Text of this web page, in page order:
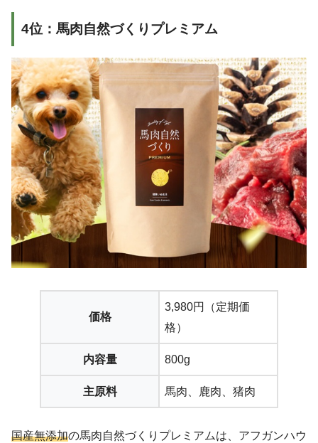
4位：馬肉自然づくりプレミアム
価格
3,980円（定期価
格）
内容量 800g
主原料 馬肉、鹿肉、猪肉
国産無添加の馬肉自然づくりプレミアムは、アフガンハウ